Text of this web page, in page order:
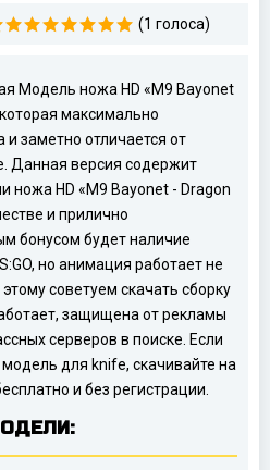
(1 голоса)
Модель ножа HD «M9 Bayonet
максимально
заметно отличается от
Данная версия содержит
ножа HD «M9 Bayonet - Dragon
и прилично
бонусом будет наличие
но анимация работает не
советуем скачать сборку
защищена от рекламы
серверов в поиске. Если
для knife, скачивайте на
и без регистрации.